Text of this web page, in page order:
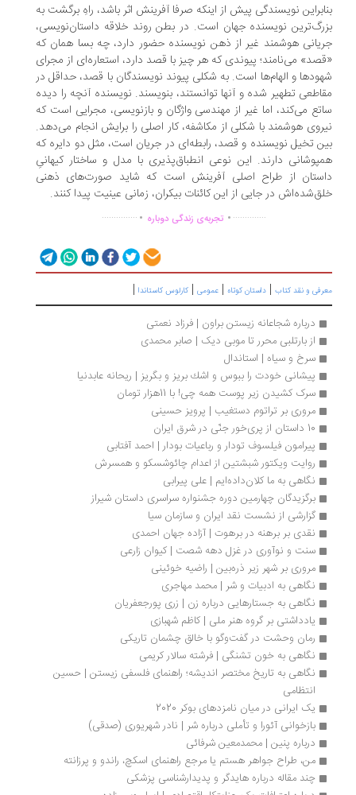
نویسندگی پیش از اینکه صرفا آفرینش اثر باشد، راهِ برگشت به
نویسنده جهان است. در بطن روند خلاقه داستان‌نویسی،
هوشمند غیر از ذهن نویسنده حضور دارد، چه بسا همان که
می‌نامند؛ پیوندی که هر چیز با قصد دارد، استعاره‌ای از مجرای
و الهام‌ها است. به شکلی پیوند نویسندگان با قصد، حداقل در
تطهیر شده و آنها توانستند، بنویسند. نویسنده آنچه را دیده
می‌کند، اما غیر از مهندسی واژگان و بازنویسی، مجرایی است که
هوشمند با شکلی از مکاشفه، کار اصلی را برایش انجام می‌دهد.
تخیل نویسنده و قصد، رابطه‌ای در جریان است، مثل دو دایره که
دارند. این نوعی انطباق‌پذیری با مدل و ساختار کیهانیِ
از طراح اصلی آفرینش است که شاید صورت‌های ذهنی
در جایی از این کائنات بیکران، زمانی عینیت پیدا کنند.
................تجربه‌ی زندگی دوباره ...............
و نقد کتاب|داستان کوتاه|عمومی| کارلوس کاستاندا|
درباره شجاعانه زیستن براون | فرزاد نعمتی
از بارتلبی محرر تا موبی دیک | صابر محمدی
سرخ و سیاه | استاندال
پیشانی خودت را ببوس و اشك بریز و بگریز | ریحانه عابدنیا
سرک کشیدن زیر پوست همه چی! با 11هزار تومان
مروری بر تراتوم دستغیب | پرویز حسینی
پیرامون فیلسوف تودار و رباعیات بودار | احمد آفتابی
روایت ویکتور شبشتین از اعدام چائوشسکو و همسرش
نگاهی به ما کلان‌داده‌ایم | علی پیرابی
برگزیدگان چهارمین دوره جشنواره سراسری داستان شیراز
گزارشی از نشست نقد ایران و سازمان سیا
نقدی بر برهنه در برهوت | آزاده جهان احمدی
سنت و نوآوری در غزل دهه شصت | کیوان زارعی
مروری بر شهر زیر ذره‌بین | راضیه خوئینی
نگاهی به ادبیات و شر | محمد مهاجری
نگاهی به جستارهایی درباره‌ زن | زری پورجعفریان
یادداشتی بر گروه هنر ملی | کاظم شهبازی
رمان وحشت در گفت‌وگو با خالق چشمان تاریکی
نگاهی به خون تشنگی | فرشته سالار کریمی
انتظامی
یک ایرانی در میان نامزدهای بوکر 2020
بازخوانی آئورا و تأملی درباره شر | نادر شهریوری (صدقی)
درباره پنین | محمدمعین شرفائی
من، طراح جواهر هستم یا مرجع راهنمای اسکچ، راندو و پرزانته
چند مقاله درباره هایدگر و پدیدارشناسی پزشکی